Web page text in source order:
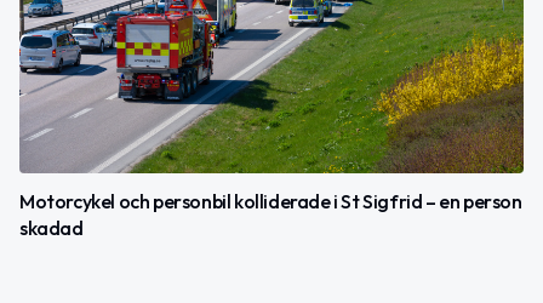
Motorcykel och personbil kolliderade i St Sigfrid – en person
skadad